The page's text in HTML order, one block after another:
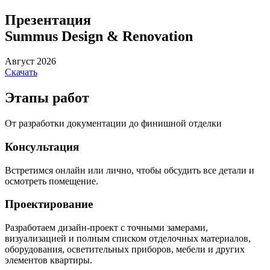
Презентация
Summus Design & Renovation
Август 2026
Скачать
Этапы работ
От разработки документации до финишной отделки
Консультация
Встретимся онлайн или лично, чтобы обсудить все детали и
осмотреть помещение.
Проектирование
Разработаем дизайн-проект с точными замерами,
визуализацией и полным списком отделочных материалов,
оборудования, осветительных приборов, мебели и других
элементов квартиры.